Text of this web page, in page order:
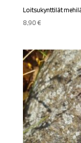
Loitsukynttilät
8,90€